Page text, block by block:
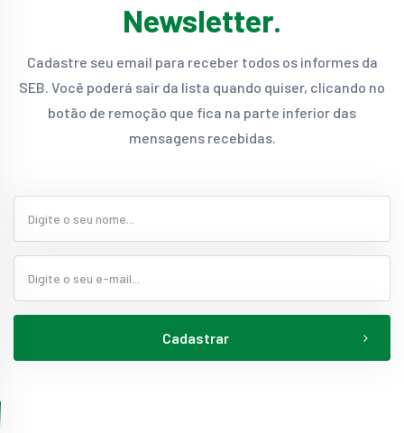
Newsletter.
Cadastre seu email para receber todos os informes da
SEB. Você poderá sair da lista quando quiser, clicando no
botão de remoção que fica na parte inferior das
mensagens recebidas.
Cadastrar